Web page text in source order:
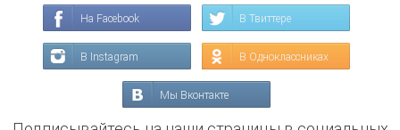
На Facebook В Твиттере
В Instagram В Одноклассниках
Мы Вконтакте